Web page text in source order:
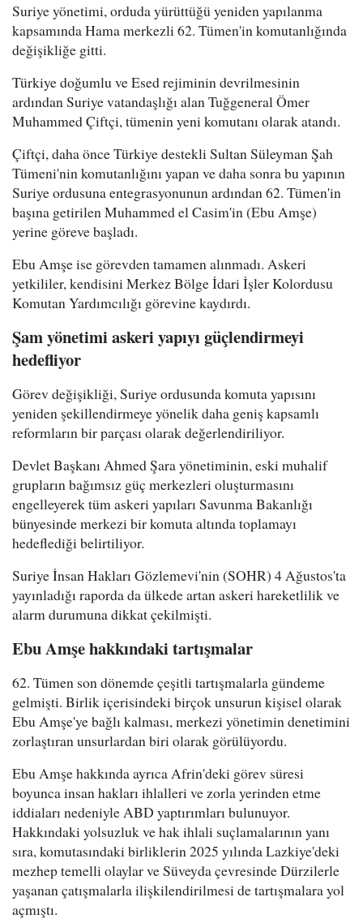
Suriye yönetimi, orduda yürüttüğü yeniden yapılanma
kapsamında Hama merkezli 62. Tümen'in komutanlığında
değişikliğe gitti.
Türkiye doğumlu ve Esed rejiminin devrilmesinin
ardından Suriye vatandaşlığı alan Tuğgeneral Ömer
Muhammed Çiftçi, tümenin yeni komutanı olarak atandı.
Çiftçi, daha önce Türkiye destekli Sultan Süleyman Şah
Tümeni'nin komutanlığını yapan ve daha sonra bu yapının
Suriye ordusuna entegrasyonunun ardından 62. Tümen'in
başına getirilen Muhammed el Casim'in (Ebu Amşe)
yerine göreve başladı.
Ebu Amşe ise görevden tamamen alınmadı. Askeri
yetkililer, kendisini Merkez Bölge İdari İşler Kolordusu
Komutan Yardımcılığı görevine kaydırdı.
Şam yönetimi askeri yapıyı güçlendirmeyi
hedefliyor
Görev değişikliği, Suriye ordusunda komuta yapısını
yeniden şekillendirmeye yönelik daha geniş kapsamlı
reformların bir parçası olarak değerlendiriliyor.
Devlet Başkanı Ahmed Şara yönetiminin, eski muhalif
grupların bağımsız güç merkezleri oluşturmasını
engelleyerek tüm askeri yapıları Savunma Bakanlığı
bünyesinde merkezi bir komuta altında toplamayı
hedeflediği belirtiliyor.
Suriye İnsan Hakları Gözlemevi'nin (SOHR) 4 Ağustos'ta
yayınladığı raporda da ülkede artan askeri hareketlilik ve
alarm durumuna dikkat çekilmişti.
Ebu Amşe hakkındaki tartışmalar
62. Tümen son dönemde çeşitli tartışmalarla gündeme
gelmişti. Birlik içerisindeki birçok unsurun kişisel olarak
Ebu Amşe'ye bağlı kalması, merkezi yönetimin denetimini
zorlaştıran unsurlardan biri olarak görülüyordu.
Ebu Amşe hakkında ayrıca Afrin'deki görev süresi
boyunca insan hakları ihlalleri ve zorla yerinden etme
iddiaları nedeniyle ABD yaptırımları bulunuyor.
Hakkındaki yolsuzluk ve hak ihlali suçlamalarının yanı
sıra, komutasındaki birliklerin 2025 yılında Lazkiye'deki
mezhep temelli olaylar ve Süveyda çevresinde Dürzilerle
yaşanan çatışmalarla ilişkilendirilmesi de tartışmalara yol
açmıştı.